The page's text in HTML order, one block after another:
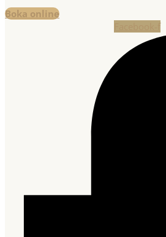
Boka online